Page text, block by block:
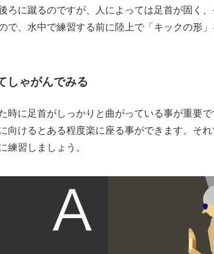
ろに蹴るのですが、人によっては足首が固く
で、水中で練習する前に陸上で「キックの形
しゃがんでみる
時に足首がしっかりと曲がっている事が重要
向けるとある程度楽に座る事ができます。そ
練習しましょう。